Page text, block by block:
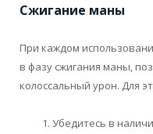
Сжигание маны
При каждом
в фазу сжигания маны,
колоссальный урон. Для
Убедитесь в